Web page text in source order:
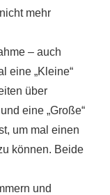
mehr
– auch
eine „Kleine“
über
eine „Große“
um mal einen
können. Beide
und